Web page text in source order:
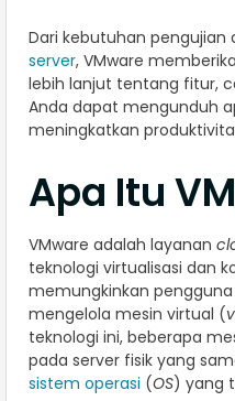
Dari kebutuhan pengujian
server, VMware
lebih lanjut tentang fitur,
Anda dapat mengunduh
meningkatkan
Apa Itu
VMware adalah layanan
teknologi virtualisasi dan
memungkinkan
mengelola mesin virtual (
teknologi ini, beberapa
pada server fisik yang
sistem operasi (OS) yang